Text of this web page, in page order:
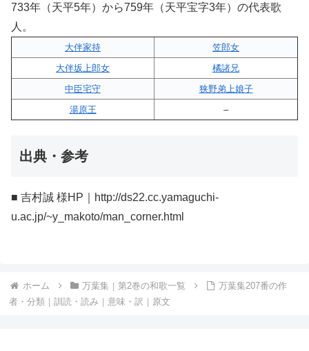
733年（天平5年）から759年（天平宝字3年）の代表歌
人。
大伴家持
笠郎女
大伴坂上郎女
橘諸兄
中臣宅守
狭野弟上娘子
湯原王
–
出典・参考
■ 吉村誠 様HP｜http://ds22.cc.yamaguchi-
u.ac.jp/~y_makoto/man_corner.html
ホーム 万葉集｜第2巻の和歌一覧
万葉集207番の作
者・分類｜訓読・読み｜意味・訳｜原文